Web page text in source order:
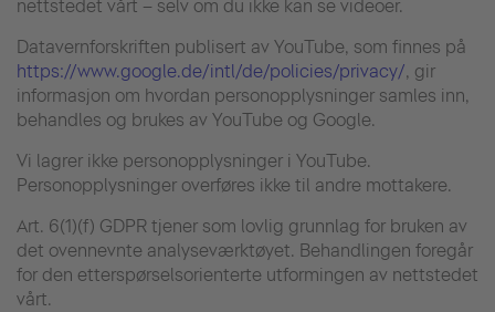
nettstedet vårt – selv om du ikke kan se videoer.
Datavernforskriften publisert av YouTube, som finnes på
https://www.google.de/intl/de/policies/privacy/, gir
informasjon om hvordan personopplysninger samles inn,
behandles og brukes av YouTube og Google.
Vi lagrer ikke personopplysninger i YouTube.
Personopplysninger overføres ikke til andre mottakere.
Art. 6(1)(f) GDPR tjener som lovlig grunnlag for bruken av
det ovennevnte analyseværktøyet. Behandlingen foregår
for den etterspørselsorienterte utformingen av nettstedet
vårt.